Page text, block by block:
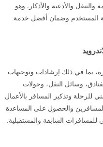
والأدعية والأذكار. وهو
المستخدم وضمان أفضل خدمة
بما في ذلك إرشادات وتوجيهات
وسائل النقل، وجولات
للرحلة وتذكير المسافر بالأعمال
والحصول على المساعدة
السابقة والمستقبلية.